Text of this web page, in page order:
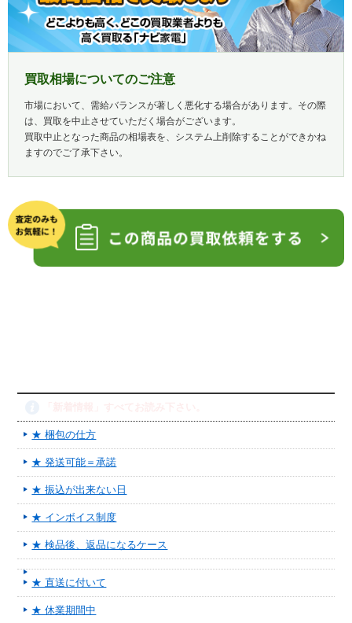
買取相場についてのご注意
市場において、需給バランスが著しく悪化する場合があります。その際
は、買取を中止させていただく場合がございます。
買取中止となった商品の相場表を、システム上削除することができかね
ますのでご了承下さい。
★ 梱包の仕方
★ 発送可能＝承諾
★ 振込が出来ない日
★ インボイス制度
★ 検品後、返品になるケース
★ 直送に付いて
★ 休業期間中